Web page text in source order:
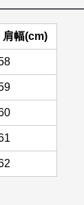
肩幅(cm)